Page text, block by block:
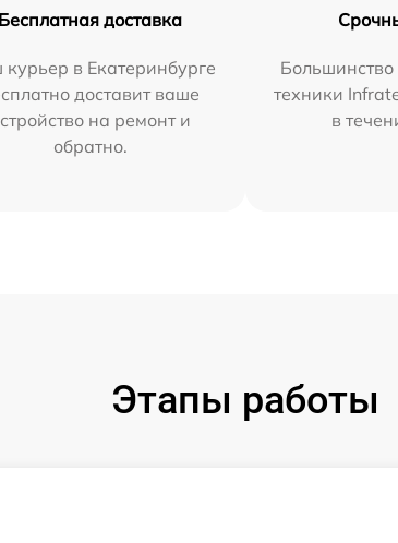
Бесплатная доставка
в Екатеринбурге
доставит ваше
на ремонт и
обратно.
Большинство
техники
в
Этапы работы